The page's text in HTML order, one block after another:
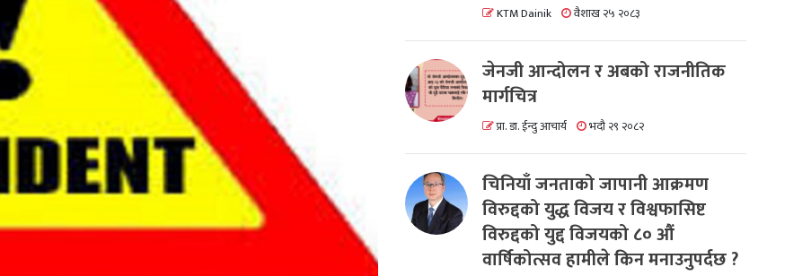
KTM Dainik वैशाख २५ २०८३
जेनजी आन्दोलन र अबको राजनीतिक
मार्गचित्र
प्रा. डा. ईन्दु आचार्य भदौ २९ २०८२
चिनियाँ जनताको जापानी आक्रमण
विरुद्दको युद्ध विजय र विश्वफासिष्ट
विरुद्दको युद्द विजयको ८० औं
वार्षिकोत्सव हामीले किन मनाउनुपर्दछ ?